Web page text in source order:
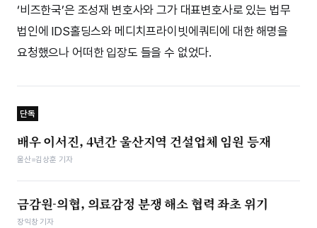
‘비즈한국’은 조성재 변호사와 그가 대표변호사로 있는 법무
법인에 IDS홀딩스와 메디치프라이빗에쿼티에 대한 해명을
요청했으나 어떠한 입장도 들을 수 없었다.
단독
배우 이서진, 4년간 울산지역 건설업체 임원 등재
울산=김상훈 기자
금감원-의협, 의료감정 분쟁 해소 협력 좌초 위기
장익창 기자